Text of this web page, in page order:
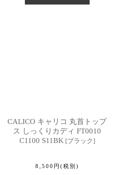
CALICO キャリコ 丸首トップ
ス しっくりカディ FT0010
C1100 S11BK [ブラック]
8,500 円 (税別)